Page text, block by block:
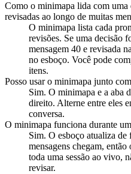
Como o minimapa lida com uma
revisadas ao longo de muitas
O minimapa lista cada
revisões. Se uma decisão
mensagem 40 e revisada
no esboço. Você pode
itens.
Posso usar o minimapa junto
Sim. O minimapa e a aba
direito. Alterne entre eles
conversa.
O minimapa funciona durante
Sim. O esboço atualiza
mensagens chegam,
toda uma sessão ao vivo,
revisar.